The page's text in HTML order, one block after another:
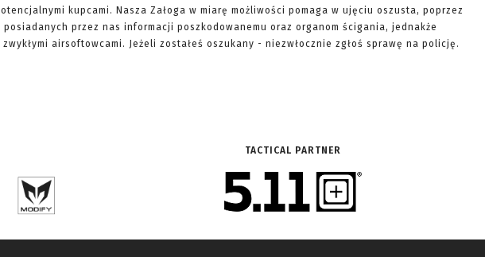
kupcami. Nasza Załoga w miarę możliwości pomaga w ujęciu oszusta, poprzez
przez nas informacji poszkodowanemu oraz organom ścigania, jednakże
airsoftowcami. Jeżeli zostałeś oszukany - niezwłocznie zgłoś sprawę na policję.
TACTICAL PARTNER